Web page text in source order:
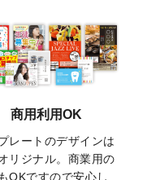
テンプレート
ステッカーが作成で
！
！」を公開いたしまし
差し替え・トリミン
でパーツを流用する
商用利用OK
レートのデザインは
リジナル。商業用の
OKですので安心し